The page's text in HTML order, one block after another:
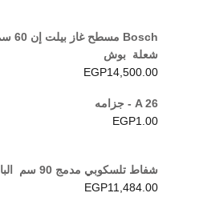
شعلة بوش
EGP14,500.00
A 26 - جزامه
EGP1.00
شفاط تلسكوبي مدمج 90 سم البا
EGP11,484.00